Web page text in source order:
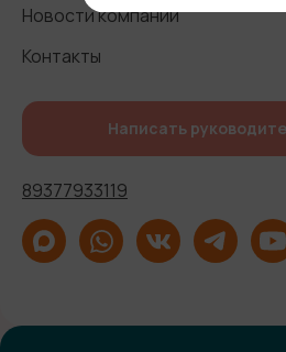
Новости компании
Контакты
Написать
89377933119